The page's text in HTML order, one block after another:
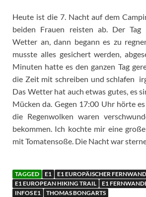
Heute ist die 7. Nacht auf dem
beiden Frauen reisten ab. Der
Wetter an, dann begann es zu
musste alles gesichert werden,
Minuten hatte es den ganzen Tag
die Zeit mit schreiben und schlafen
Das Wetter hat auch etwas gutes, es
Mücken da. Gegen 17:00 Uhr hörte
die Regenwolken waren
bekommen. Ich kochte mir eine
mit Tomatensoße. Die Nacht war
TAGGED E1
E1 EUROPÄISCHER
E1 EUROPEAN HIKING TRAIL
E1
INFOS E1
THOMAS BONGARTS